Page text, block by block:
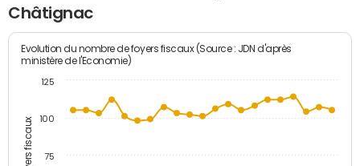
Châtignac
Evolution du nombre de foyers fiscaux (Source : JDN d'après
ministère de l'Economie)
75
100
125